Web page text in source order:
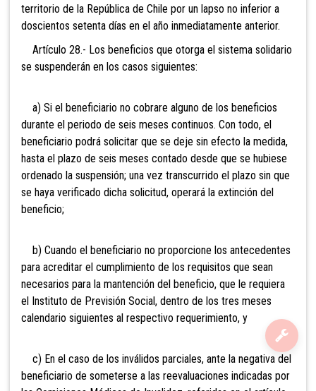
territorio de la República de Chile por un lapso no inferior a
doscientos setenta días en el año inmediatamente anterior.
Artículo 28.- Los beneficios que otorga el sistema solidario
se suspenderán en los casos siguientes:
a) Si el beneficiario no cobrare alguno de los beneficios
durante el periodo de seis meses continuos. Con todo, el
beneficiario podrá solicitar que se deje sin efecto la medida,
hasta el plazo de seis meses contado desde que se hubiese
ordenado la suspensión; una vez transcurrido el plazo sin que
se haya verificado dicha solicitud, operará la extinción del
beneficio;
b) Cuando el beneficiario no proporcione los antecedentes
para acreditar el cumplimiento de los requisitos que sean
necesarios para la mantención del beneficio, que le requiera
el Instituto de Previsión Social, dentro de los tres meses
calendario siguientes al respectivo requerimiento, y
c) En el caso de los inválidos parciales, ante la negativa del
beneficiario de someterse a las reevaluaciones indicadas por